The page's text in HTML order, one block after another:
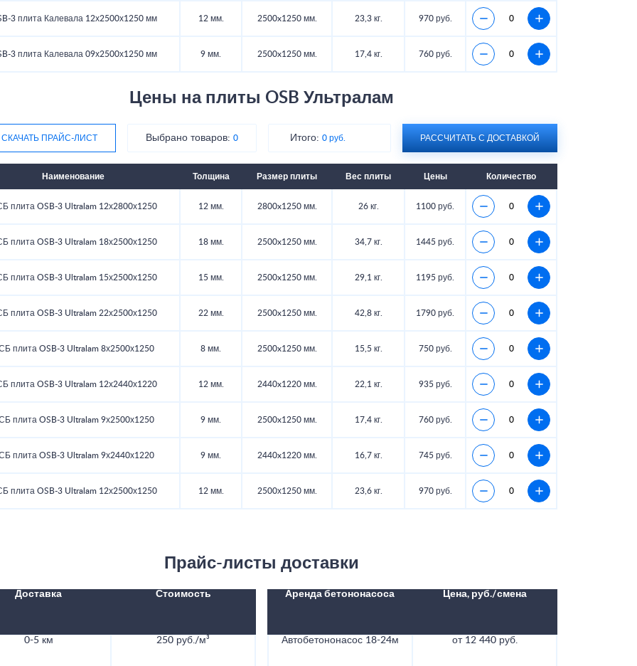
3 плита Калевала 12х2500х1250 мм 12 мм. 2500x1250 мм. 23,3 кг. 970 руб.
3 плита Калевала 09х2500х1250 мм 9 мм. 2500x1250 мм. 17,4 кг. 760 руб.
Цены на плиты OSB Ультралам
СКАЧАТЬ ПРАЙС-ЛИСТ Выбрано товаров: 0 Итого:0 руб. РАССЧИТАТЬ С ДОСТАВКОЙ
Наименование Толщина Размер плиты Вес плиты Цены Количество
плита OSB-3 Ultralam 12х2800х1250 12 мм. 2800x1250 мм. 26 кг. 1100 руб.
плита OSB-3 Ultralam 18х2500х1250 18 мм. 2500x1250 мм. 34,7 кг. 1445 руб.
плита OSB-3 Ultralam 15х2500х1250 15 мм. 2500x1250 мм. 29,1 кг. 1195 руб.
плита OSB-3 Ultralam 22х2500х1250 22 мм. 2500x1250 мм. 42,8 кг. 1790 руб.
плита OSB-3 Ultralam 8х2500х1250 8 мм. 2500x1250 мм. 15,5 кг. 750 руб.
плита OSB-3 Ultralam 12х2440х1220 12 мм. 2440x1220 мм. 22,1 кг. 935 руб.
плита OSB-3 Ultralam 9х2500х1250 9 мм. 2500x1250 мм. 17,4 кг. 760 руб.
плита OSB-3 Ultralam 9х2440х1220 9 мм. 2440x1220 мм. 16,7 кг. 745 руб.
плита OSB-3 Ultralam 12х2500х1250 12 мм. 2500х1250 мм. 23,6 кг. 970 руб.
Прайс-листы доставки
Доставка Стоимость
0-5 км 250 руб./м³
Аренда бетононасоса Цена, руб./смена
Автобетононасос 18-24м от 12 440 руб.